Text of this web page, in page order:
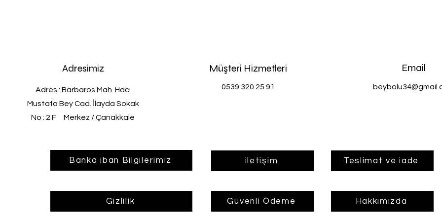
Adresimiz
Adres : Barbaros Mah. Hacı
Mustafa Bey Cad. İlayda Sokak
No : 2 F Merkez / Çanakkale
Müşteri Hizmetleri
0539 320 25 91
Email
iletişim Teslimat ve iade
Banka iban Bilgilerimiz
Gizlilik Güvenli Ödeme Hakkımızda